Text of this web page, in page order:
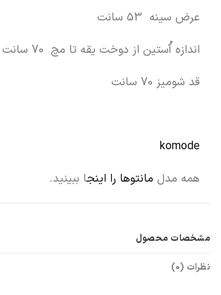
عرض سینه 53 سانت
اندازه آُستین از دوخت یقه تا مچ 70 سانت
قد شومیز 70 سانت
komode
همه مدل مانتوها را اینجا ببینید.
مشخصات محصول
نظرات (0)